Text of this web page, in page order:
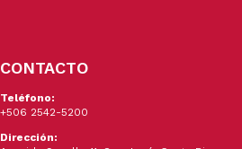
CONTACTO
Teléfono:
+506 2542-5200
Dirección: